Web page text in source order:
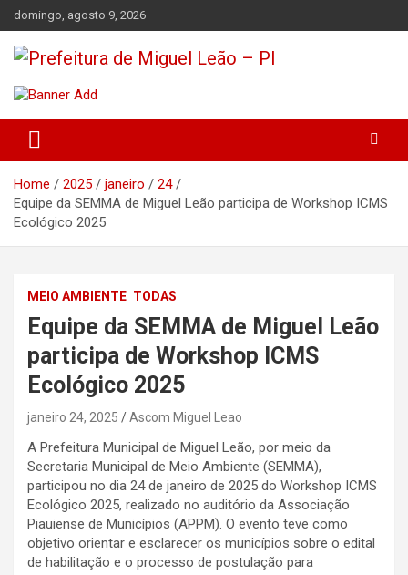
Skip
to
content
domingo, agosto 9, 2026
Prefeitura de Miguel Leão – PI
Home 2025 janeiro
24
Equipe da SEMMA de Miguel Leão participa de Workshop ICMS
Ecológico 2025
MEIO AMBIENTE TODAS
Equipe da SEMMA de Miguel Leão
participa de Workshop ICMS
Ecológico 2025
janeiro 24, 2025 Ascom Miguel Leao
A Prefeitura Municipal de Miguel Leão, por meio da
Secretaria Municipal de Meio Ambiente (SEMMA),
participou no dia 24 de janeiro de 2025 do Workshop ICMS
Ecológico 2025, realizado no auditório da Associação
Piauiense de Municípios (APPM). O evento teve como
objetivo orientar e esclarecer os municípios sobre o edital
de habilitação e o processo de postulação para